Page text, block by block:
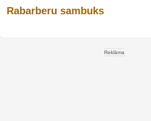
Rabarberu sambuks
Reklāma